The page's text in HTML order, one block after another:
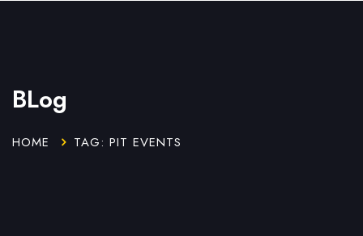
BLog
HOME TAG: PIT EVENTS